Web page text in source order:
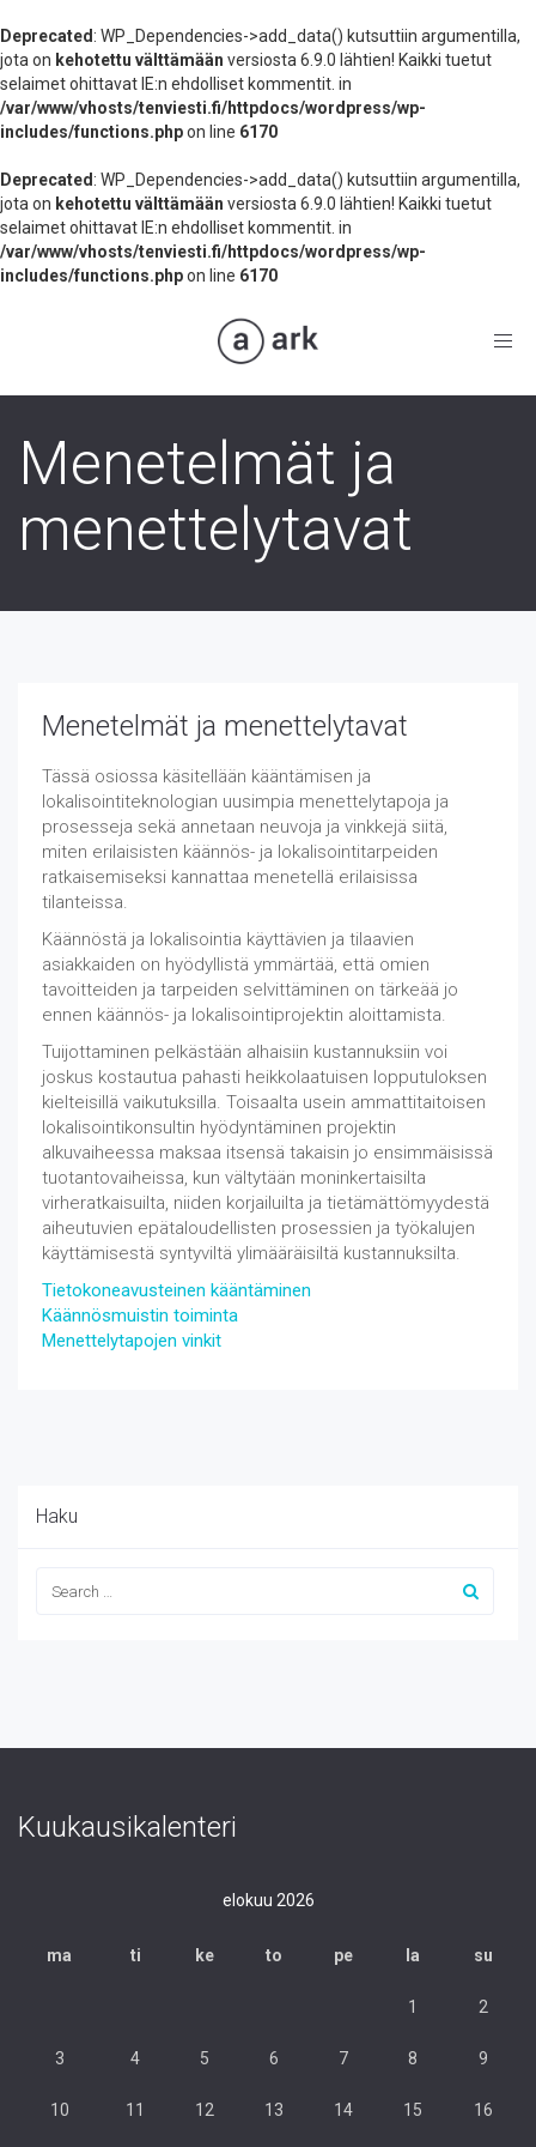
Deprecated : WP_Dependencies->add_data() kutsuttiin argumentilla,
jota on kehotettu välttämään versiosta 6.9.0 lähtien! Kaikki tuetut
selaimet ohittavat IE:n ehdolliset kommentit. in
/var/www/vhosts/tenviesti.fi/httpdocs/wordpress/wp-
includes/functions.phpon line 6170
Deprecated : WP_Dependencies->add_data() kutsuttiin argumentilla,
jota on kehotettu välttämään versiosta 6.9.0 lähtien! Kaikki tuetut
selaimet ohittavat IE:n ehdolliset kommentit. in
/var/www/vhosts/tenviesti.fi/httpdocs/wordpress/wp-
includes/functions.phpon line 6170
Menetelmät ja
menettelytavat
Menetelmät ja menettelytavat
Tässä osiossa käsitellään kääntämisen ja
lokalisointiteknologian uusimpia menettelytapoja ja
prosesseja sekä annetaan neuvoja ja vinkkejä siitä,
miten erilaisisten käännös- ja lokalisointitarpeiden
ratkaisemiseksi kannattaa menetellä erilaisissa
tilanteissa.
Käännöstä ja lokalisointia käyttävien ja tilaavien
asiakkaiden on hyödyllistä ymmärtää, että omien
tavoitteiden ja tarpeiden selvittäminen on tärkeää jo
ennen käännös- ja lokalisointiprojektin aloittamista.
Tuijottaminen pelkästään alhaisiin kustannuksiin voi
joskus kostautua pahasti heikkolaatuisen lopputuloksen
kielteisillä vaikutuksilla. Toisaalta usein ammattitaitoisen
lokalisointikonsultin hyödyntäminen projektin
alkuvaiheessa maksaa itsensä takaisin jo ensimmäisissä
tuotantovaiheissa, kun vältytään moninkertaisilta
virheratkaisuilta, niiden korjailuilta ja tietämättömyydestä
aiheutuvien epätaloudellisten prosessien ja työkalujen
käyttämisestä syntyviltä ylimääräisiltä kustannuksilta.
Tietokoneavusteinen kääntäminen
Käännösmuistin toiminta
Menettelytapojen vinkit
Haku
Kuukausikalenteri
elokuu 2026
ma ti ke to pe la su
1 2
3 4 5 6 7 8 9
10 11 12 13 14 15 16